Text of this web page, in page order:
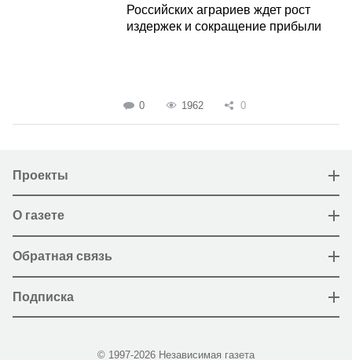
Российских аграриев ждет рост
издержек и сокращение прибыли
0 1962 0
Проекты
О газете
Обратная связь
Подписка
© 1997-2026 Независимая газета